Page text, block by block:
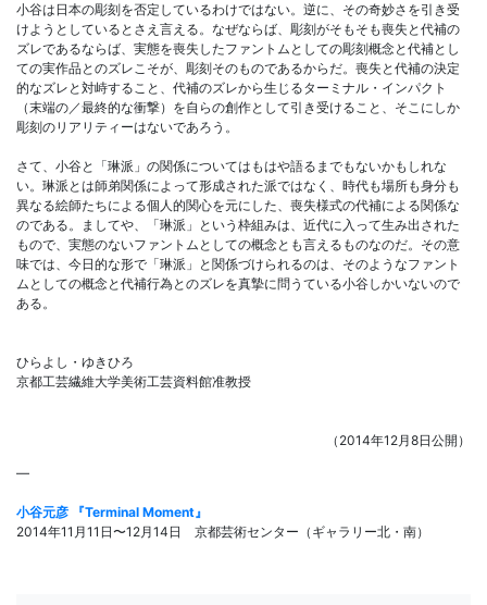
小谷は日本の彫刻を否定しているわけではない。逆に、その奇妙さを引き受
けようとしているとさえ言える。なぜならば、彫刻がそもそも喪失と代補の
ズレであるならば、実態を喪失したファントムとしての彫刻概念と代補とし
ての実作品とのズレこそが、彫刻そのものであるからだ。喪失と代補の決定
的なズレと対峙すること、代補のズレから生じるターミナル・インパクト
（末端の／最終的な衝撃）を自らの創作として引き受けること、そこにしか
彫刻のリアリティーはないであろう。
さて、小谷と「琳派」の関係についてはもはや語るまでもないかもしれな
い。琳派とは師弟関係によって形成された派ではなく、時代も場所も身分も
異なる絵師たちによる個人的関心を元にした、喪失様式の代補による関係な
のである。ましてや、「琳派」という枠組みは、近代に入って生み出された
もので、実態のないファントムとしての概念とも言えるものなのだ。その意
味では、今日的な形で「琳派」と関係づけられるのは、そのようなファント
ムとしての概念と代補行為とのズレを真摯に問うている小谷しかいないので
ある。
ひらよし・ゆきひろ
京都工芸繊維大学美術工芸資料館准教授
（2014年12月8日公開）
—
小谷元彦 『Terminal Moment』
2014年11月11日〜12月14日 京都芸術センター（ギャラリー北・南）